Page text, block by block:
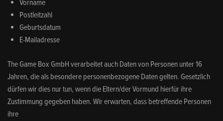
Vorname
Postleitzahl
Geburtsdatum
E-Mailadresse
The Game Box GmbH verarbeitet auch Daten von Personen unter 16
Jahren, die als besondere personenbezogene Daten gelten. Gesetzlich
dürfen wir dies nur tun, wenn die Eltern/der Vormund hierfür ihre
Zustimmung gegeben haben. Wir erwarten, dass betreffende Personen
ihre